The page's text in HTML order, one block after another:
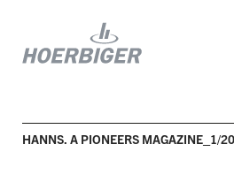
HANNS. A PIONEERS MAGAZINE_1/